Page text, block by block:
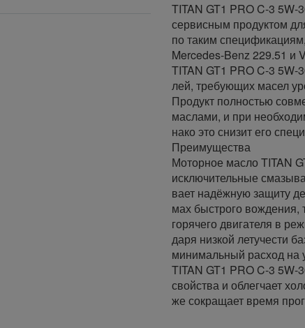
TITAN GT1 PRO C-3 5W-
сервисным продуктом
по таким
Mercedes-Benz 229.51 и
TITAN GT1 PRO C-3 5W-
лей, требующих масел
Продукт полностью
маслами, и при
нако это снизит его
Преимущества
Моторное масло TITAN
исключительные
вает надёжную защиту
мах быстрого вождения,
горячего двигателя в
даря низкой летучести
минимальный расход на
TITAN GT1 PRO C-3
свойства и облегчает
же сокращает время